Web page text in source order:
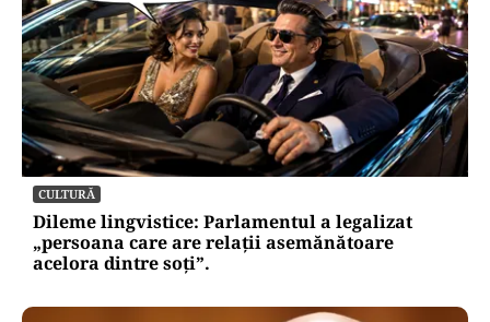
CULTURĂ
Dileme lingvistice: Parlamentul a legalizat
„persoana care are relații asemănătoare
acelora dintre soți”.